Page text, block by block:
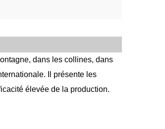
dans les collines, dans
Il présente les
élevée de la production.